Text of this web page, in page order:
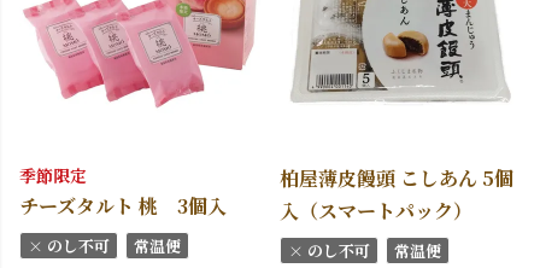
季節限定
チーズタルト 桃 3個入
× のし不可 常温便
柏屋薄皮饅頭 こしあん 5個
入（スマートパック）
× のし不可
常温便